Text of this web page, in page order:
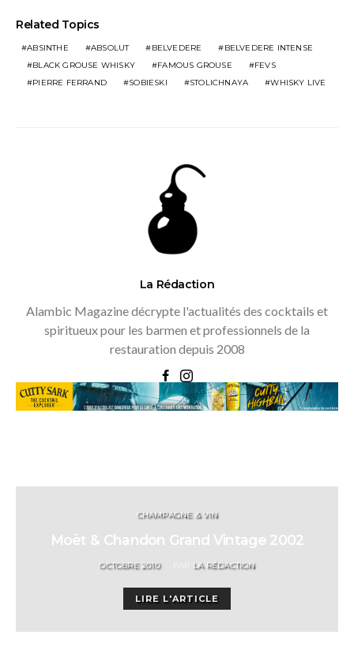
Related Topics
ABSINTHE ABSOLUT BELVEDERE
BELVEDERE INTENSE
BLACK GROUSE WHISKY
FAMOUS GROUSE
FEVS
PIERRE FERRAND
SOBIESKI STOLICHNAYA WHISKY LIVE
La Rédaction
Alambic Magazine décrypte l'actualités des cocktails et
spiritueux pour les barmen et professionnels de la
restauration depuis 2008
CHAMPAGNE & VIN
Moët & Chandon Grand Vintage 2002
POSTED
OCTOBRE 2010 LA RÉDACTION
LIRE L'ARTICLE